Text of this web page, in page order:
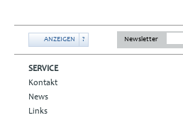
ANZEIGEN ? Newsletter
SERVICE
Kontakt
News
Links